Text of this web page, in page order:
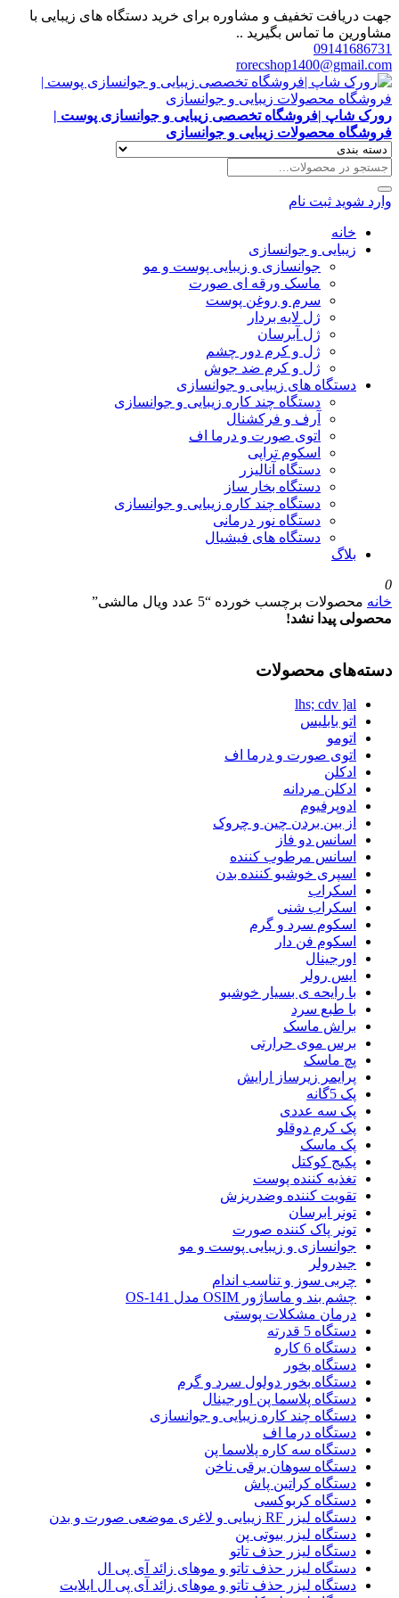
جهت دریافت تخفیف و مشاوره برای خرید دستگاه های زیبایی با
مشاورین ما تماس بگیرید ..
09141686731
rorecshop1400@gmail.com
رورک شاپ |فروشگاه تخصصی زیبایی و جوانسازی پوست |
فروشگاه محصولات زیبایی و جوانسازی
وارد شوید ثبت نام
خانه
زیبایی و جوانسازی
جوانسازی و زیبایی پوست و مو
ماسک ورقه ای صورت
سرم و روغن پوست
ژل لایه بردار
ژل آبرسان
ژل و کرم دور چشم
ژل و کرم ضد جوش
دستگاه های زیبایی و جوانسازی
دستگاه چند کاره زیبایی و جوانسازی
آرف و فرکشنال
اتوی صورت و درما اف
اسکوم تراپی
دستگاه آنالیزر
دستگاه بخار ساز
دستگاه چند کاره زیبایی و جوانسازی
دستگاه نور درمانی
دستگاه های فیشیال
بلاگ
0
خانه محصولات برچسب خورده “5 عدد ویال مالشی”
محصولی پیدا نشد!
دسته‌های محصولات
lhs; cdv ]al
اتو بابلیس
اتومو
اتوی صورت و درما اف
ادکلن
ادکلن مردانه
ادوپرفیوم
از بین بردن چین و چروک
اسانس دو فاز
اسانس مرطوب کننده
اسپری خوشبو کننده بدن
اسکراب
اسکراب شنی
اسکوم سرد و گرم
اسکوم فن دار
اورجینال
ایس رولر
با رایحه ی بسیار خوشبو
با طبع سرد
براش ماسک
برس موی حرارتی
پچ ماسک
پرایمر زیرساز ارایش
پک 5گانه
پک سه عددی
پک کرم دوقلو
پک ماسک
پکیج کوکتل
تغذیه کننده پوست
تقویت کننده وضدریزش
تونر ابرسان
تونر پاک کننده صورت
جوانسازی و زیبایی پوست و مو
جیدرولر
چربی سوز و تناسب اندام
چشم بند و ماساژور OSIM مدل OS-141
درمان مشکلات پوستی
دستگاه 5 قدرته
دستگاه 6 کاره
دستگاه بخور
دستگاه بخور دولول سرد و گرم
دستگاه پلاسما پن اورجینال
دستگاه چند کاره زیبایی و جوانسازی
دستگاه درما اف
دستگاه سه کاره پلاسما پن
دستگاه سوهان برقی ناخن
دستگاه کراتین پاش
دستگاه کربوکسی
دستگاه لیزر RF زیبایی و لاغری موضعی صورت و بدن
دستگاه لیزر بیوتی پن
دستگاه لیزر حذف تاتو
دستگاه لیزر حذف تاتو و موهای زائد آی پی ال
دستگاه لیزر حذف تاتو و موهای زائد آی پی ال ایلایت